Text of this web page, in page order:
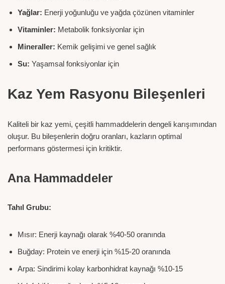
Yağlar: Enerji yoğunluğu ve yağda çözünen vitaminler
Vitaminler: Metabolik fonksiyonlar için
Mineraller: Kemik gelişimi ve genel sağlık
Su: Yaşamsal fonksiyonlar için
Kaz Yem Rasyonu Bileşenleri
Kaliteli bir kaz yemi, çeşitli hammaddelerin dengeli karışımından
oluşur. Bu bileşenlerin doğru oranları, kazların optimal
performans göstermesi için kritiktir.
Ana Hammaddeler
Tahıl Grubu:
Mısır: Enerji kaynağı olarak %40-50 oranında
Buğday: Protein ve enerji için %15-20 oranında
Arpa: Sindirimi kolay karbonhidrat kaynağı %10-15